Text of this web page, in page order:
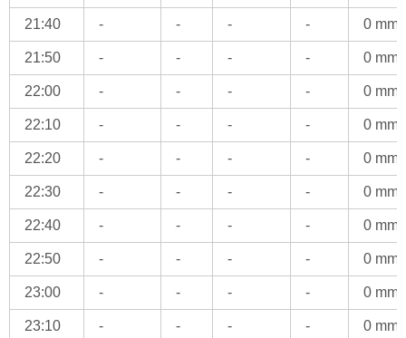
21:40 - - - - 0 mm
21:50 - - - - 0 mm
22:00 - - - - 0 mm
22:10 - - - - 0 mm
22:20 - - - - 0 mm
22:30 - - - - 0 mm
22:40 - - - - 0 mm
22:50 - - - - 0 mm
23:00 - - - - 0 mm
23:10 - - - - 0 mm